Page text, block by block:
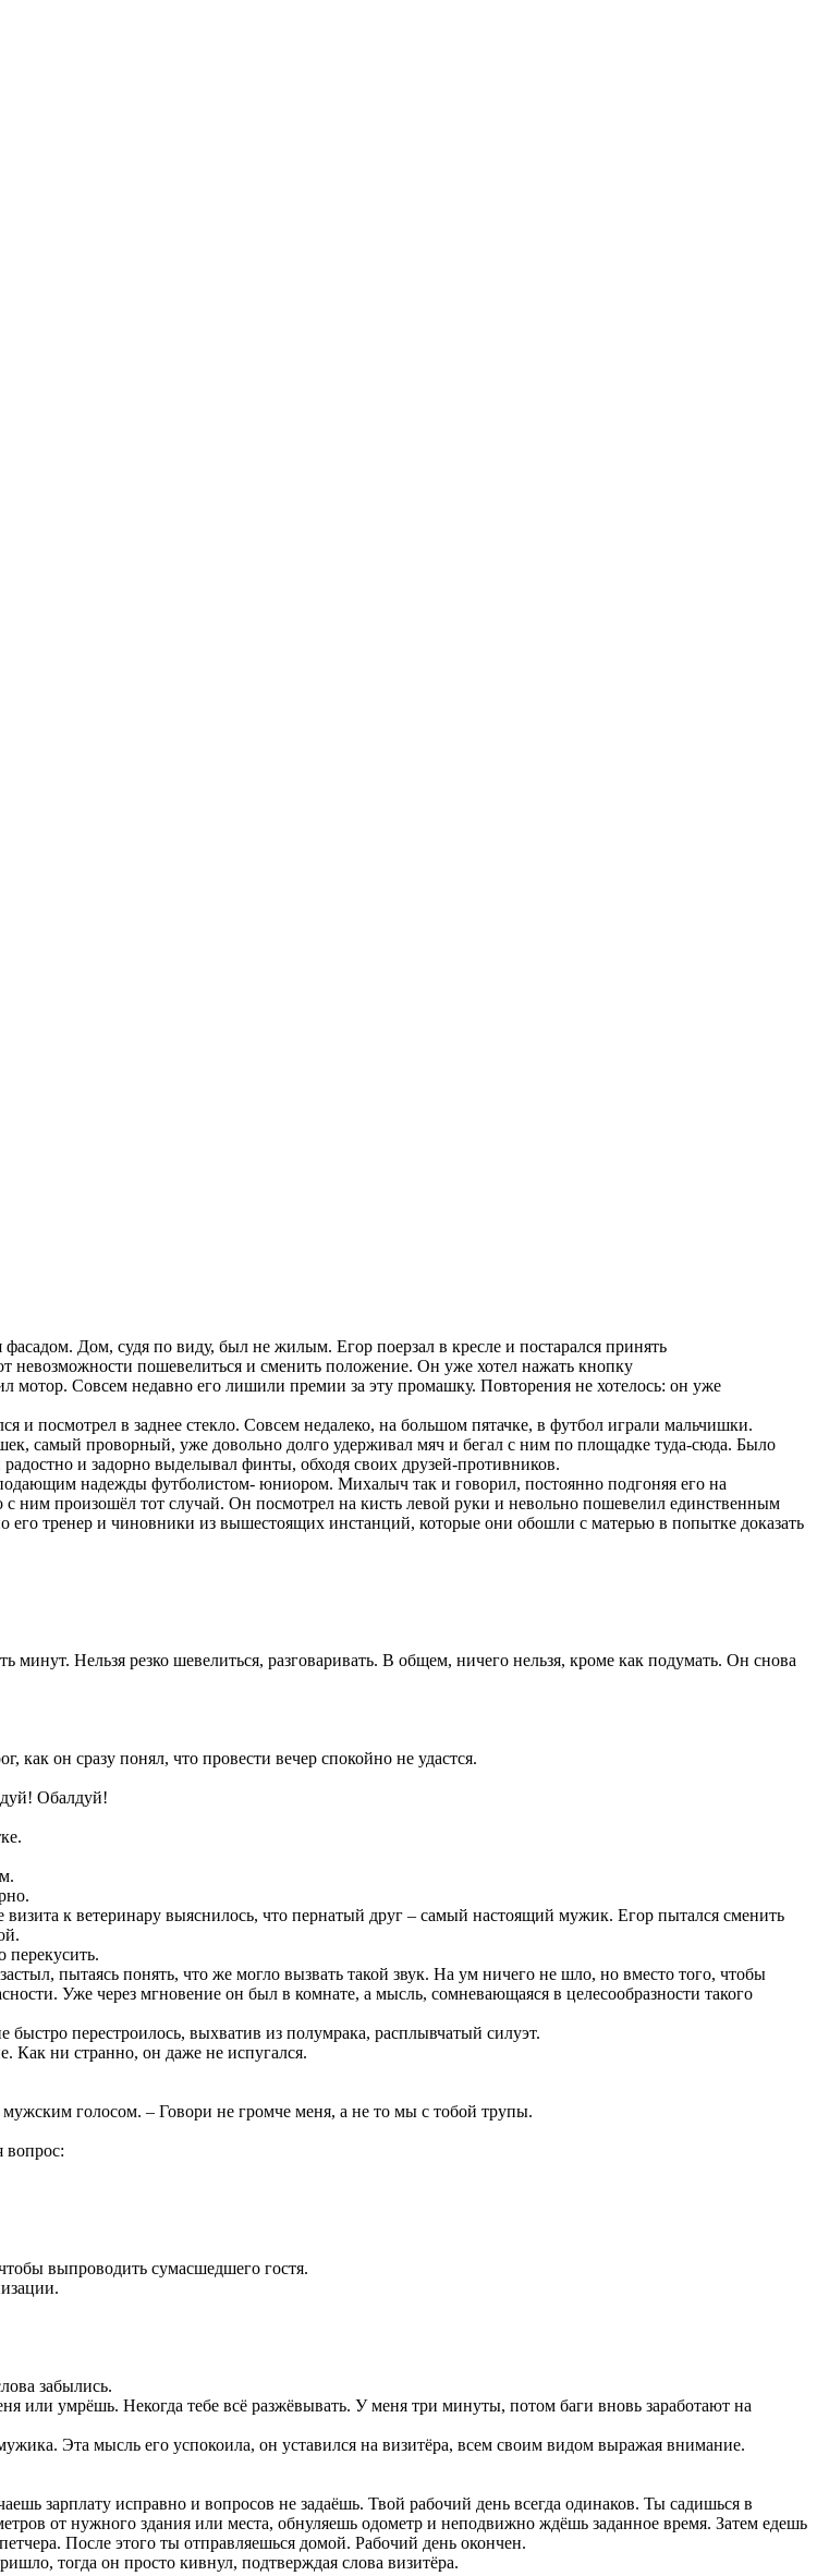
Дом, судя по виду, был не жилым. Егор поерзал в кресле и постарался принять
невозможности пошевелиться и сменить положение. Он уже хотел нажать кнопку
мотор. Совсем недавно его лишили премии за эту промашку. Повторения не хотелось: он уже
посмотрел в заднее стекло. Совсем недалеко, на большом пятачке, в футбол играли мальчишки.
самый проворный, уже довольно долго удерживал мяч и бегал с ним по площадке туда-сюда. Было
и задорно выделывал финты, обходя своих друзей-противников.
надежды футболистом- юниором. Михалыч так и говорил, постоянно подгоняя его на
ним произошёл тот случай. Он посмотрел на кисть левой руки и невольно пошевелил единственным
тренер и чиновники из вышестоящих инстанций, которые они обошли с матерью в попытке доказать
минут. Нельзя резко шевелиться, разговаривать. В общем, ничего нельзя, кроме как подумать. Он снова
он сразу понял, что провести вечер спокойно не удастся.
Обалдуй!
к ветеринару выяснилось, что пернатый друг – самый настоящий мужик. Егор пытался сменить
пытаясь понять, что же могло вызвать такой звук. На ум ничего не шло, но вместо того, чтобы
Уже через мгновение он был в комнате, а мысль, сомневающаяся в целесообразности такого
перестроилось, выхватив из полумрака, расплывчатый силуэт.
Как ни странно, он даже не испугался.
голосом. – Говори не громче меня, а не то мы с тобой трупы.
вопрос:
выпроводить сумасшедшего гостя.
забылись.
или умрёшь. Некогда тебе всё разжёвывать. У меня три минуты, потом баги вновь заработают на
Эта мысль его успокоила, он уставился на визитёра, всем своим видом выражая внимание.
зарплату исправно и вопросов не задаёшь. Твой рабочий день всегда одинаков. Ты садишься в
от нужного здания или места, обнуляешь одометр и неподвижно ждёшь заданное время. Затем едешь
После этого ты отправляешься домой. Рабочий день окончен.
тогда он просто кивнул, подтверждая слова визитёра.